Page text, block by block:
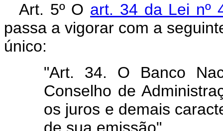
Art. 5º O art. 34 da Lei nº
passa a vigorar com a
único:
"Art. 34. O Banco
Conselho de
os juros e demais